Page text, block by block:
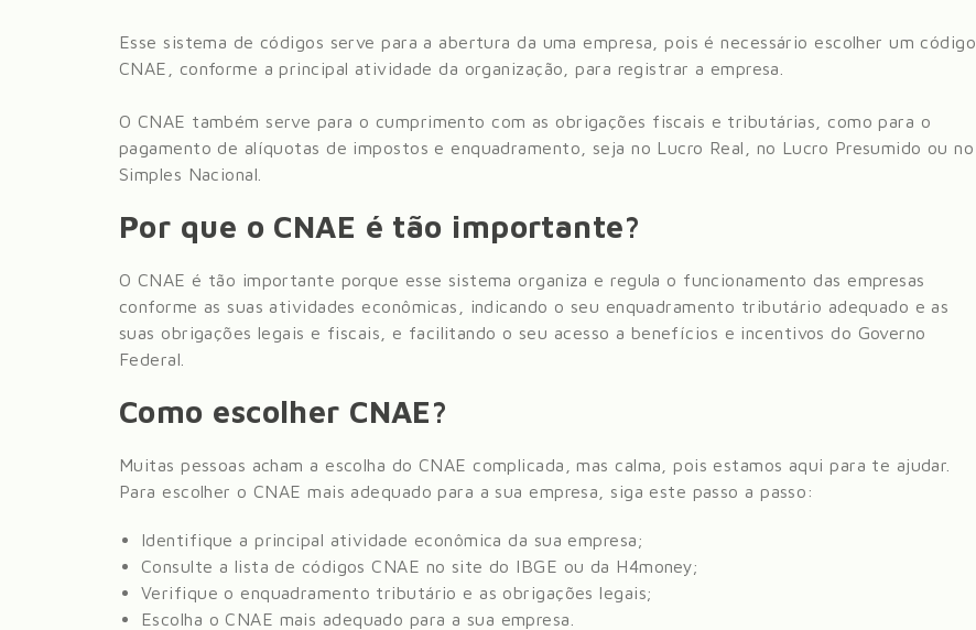
Esse sistema de códigos serve para a abertura da uma empresa, pois é necessário escolher um código
CNAE, conforme a principal atividade da organização, para registrar a empresa.
O CNAE também serve para o cumprimento com as obrigações fiscais e tributárias, como para o
pagamento de alíquotas de impostos e enquadramento, seja no Lucro Real, no Lucro Presumido ou no
Simples Nacional.
Por que o CNAE é tão importante?
O CNAE é tão importante porque esse sistema organiza e regula o funcionamento das empresas
conforme as suas atividades econômicas, indicando o seu enquadramento tributário adequado e as
suas obrigações legais e fiscais, e facilitando o seu acesso a benefícios e incentivos do Governo
Federal.
Como escolher CNAE?
Muitas pessoas acham a escolha do CNAE complicada, mas calma, pois estamos aqui para te ajudar.
Para escolher o CNAE mais adequado para a sua empresa, siga este passo a passo:
Identifique a principal atividade econômica da sua empresa;
Consulte a lista de códigos CNAE no site do IBGE ou da H4money;
Verifique o enquadramento tributário e as obrigações legais;
Escolha o CNAE mais adequado para a sua empresa.